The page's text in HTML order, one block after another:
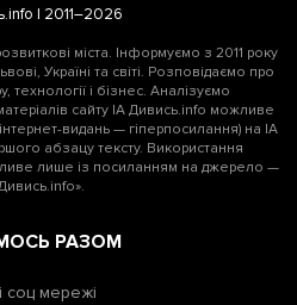
| 2011–2026
міста. Інформуємо з 2011 року
Україні та світі. Розповідаємо про
технології і бізнес. Аналізуємо
сайту ІА Дивись.info можливе
видань — гіперпосилання) на ІА
абзацу тексту. Використання
лише із посиланням на джерело —
РАЗОМ
соц мережі